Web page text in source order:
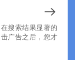
搜索结果显著的
广告之后，您才